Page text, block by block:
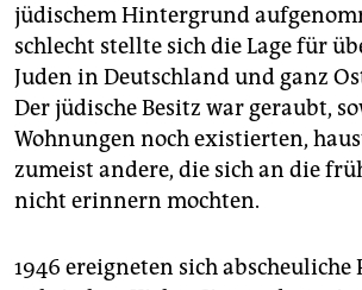
jüdischem Hintergrund
schlecht stellte sich die Lage für
Juden in Deutschland und ganz
Der jüdische Besitz war geraubt,
Wohnungen noch existierten,
zumeist andere, die sich an die
nicht erinnern mochten.
1946 ereigneten sich abscheuliche